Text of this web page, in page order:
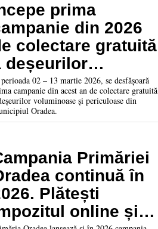
prima
din 2026
colectare gratuită
deșeurilor
și
din
02 – 13 martie 2026, se desfășoară
campanie din acest an de colectare gratuită
voluminoase și periculoase din
Oradea.
Primăriei
continuă în
Plătești
online și